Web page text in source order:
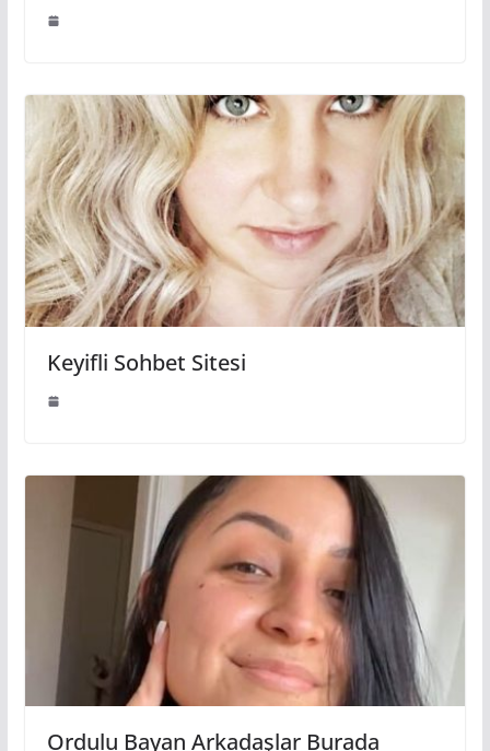
Keyifli Sohbet Sitesi
Ordulu Bayan Arkadaşlar Burada